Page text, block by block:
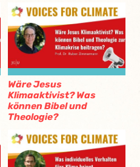
Wäre Jesus
Klimaaktivist? Was
können Bibel und
Theologie?